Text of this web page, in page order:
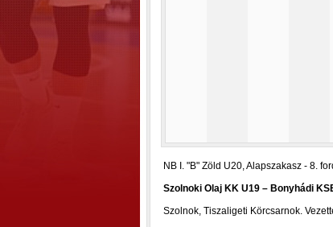
NB I. "B" Zöld U20, Alapszakasz - 8.
Szolnoki Olaj KK U19 – Bonyhádi
Szolnok, Tiszaligeti Körcsarnok.